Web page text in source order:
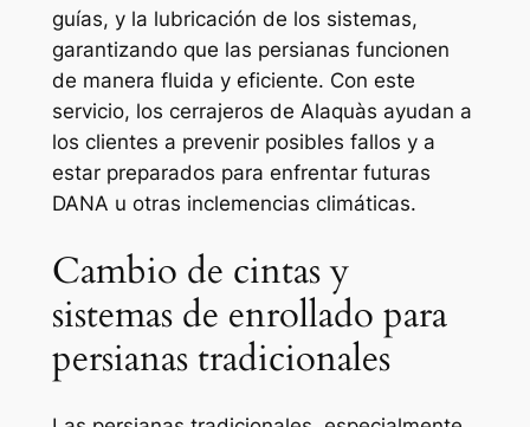
guías, y la lubricación de los sistemas,
garantizando que las persianas funcionen
de manera fluida y eficiente. Con este
servicio, los cerrajeros de Alaquàs ayudan a
los clientes a prevenir posibles fallos y a
estar preparados para enfrentar futuras
DANA u otras inclemencias climáticas.
Cambio de cintas y
sistemas de enrollado para
persianas tradicionales